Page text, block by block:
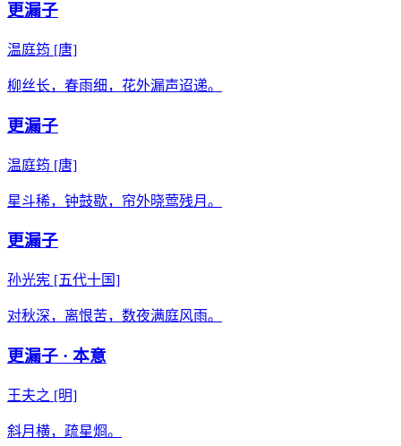
更漏子
温庭筠 [唐]
柳丝长，春雨细，花外漏声迢递。
更漏子
温庭筠 [唐]
星斗稀，钟鼓歇，帘外晓莺残月。
更漏子
孙光宪 [五代十国]
对秋深，离恨苦，数夜满庭风雨。
更漏子 · 本意
王夫之 [明]
斜月横，疏星烱。